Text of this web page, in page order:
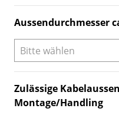
Aussendurchmesser
Zulässige
Montage/Handling